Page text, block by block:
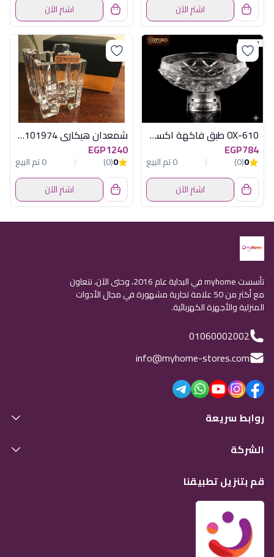
اشترِ الآن
اشترِ الآن
OX-610 طبق فاكهة اكسفورد
EGP784
0
(0)
0 تم البيع
اشترِ الآن
شمعدان هيكارى 0666/109/101974
EGP1240
0
(0)
0 تم البيع
اشترِ الآن
تأسست myhome في البداية عام 2016، وحتى الآن، نتعاون
مع أكثر من 50 علامة تجارية مشهورة في مجال الأدوات
المنزلية والأجهزة الكهربائية.
01060002002
info@myhome-stores.com
روابط سريعة
الشركة
قم بتنزيل تطبيقنا